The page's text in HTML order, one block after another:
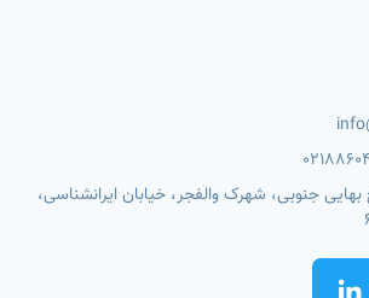
جنوبی، شهرک والفجر، خیابان ایرانشناسی،